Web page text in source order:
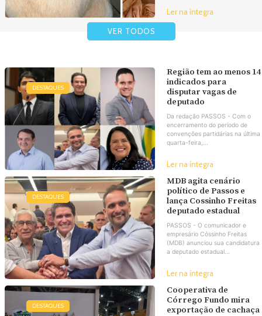
Ler na íntegra
VER TODOS
DESTAQUES
Região tem ao menos 14
indicados para
disputar vagas de
deputado
Da redação PASSOS - Com o
encerramento do período de
convenções partidárias na última
quarta-feira,...
Ler na íntegra
DESTAQUES
MDB agita cenário
político de Passos e
lança Cossinho Freitas
deputado estadual
PASSOS - O comunicador e
empresário Cóssinho Freitas
(MDB) anunciou sua candidatura
a deputado estadual...
Ler na íntegra
DESTAQUES
Cooperativa de
Córrego Fundo mira
exportação de cachaça